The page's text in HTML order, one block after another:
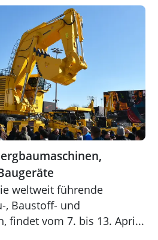
Baufahrzeuge &
weltweit führende
, Baustoff- und
findet vom 7. bis 13. Apri...